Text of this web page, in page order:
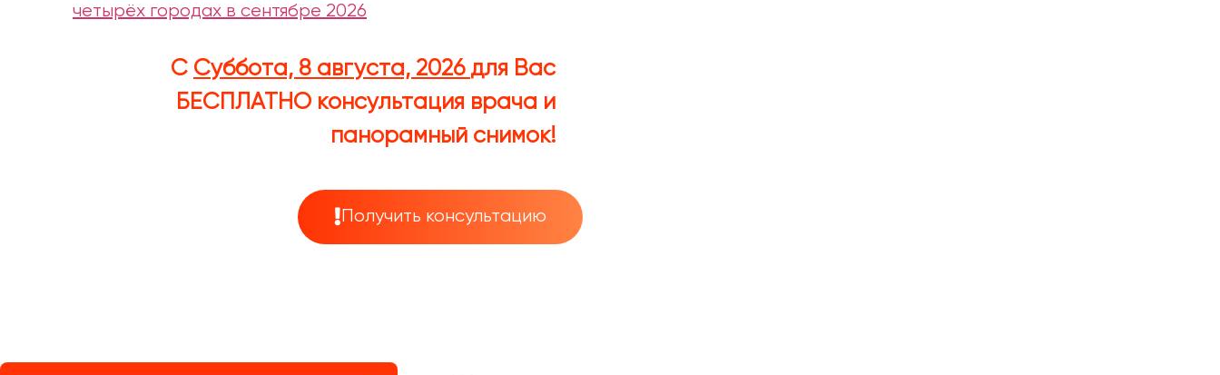
четырёх городах в сентябре 2026
С Суббота, 8 августа, 2026 для Вас
БЕСПЛАТНО консультация врача и
панорамный снимок!
Получить консультацию